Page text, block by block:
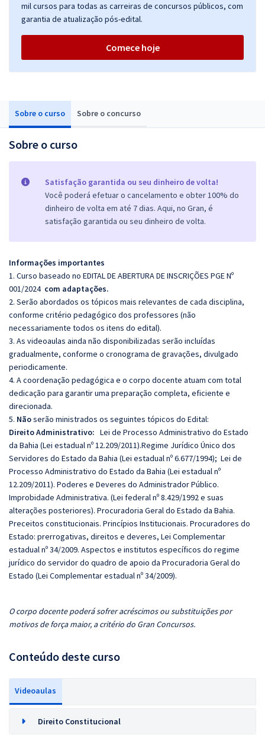
Sobre o curso Sobre o concurso
Sobre o curso
Satisfação garantida ou seu dinheiro de volta!
Você poderá efetuar o cancelamento e obter 100% do
dinheiro de volta em até 7 dias. Aqui, no Gran, é
satisfação garantida ou seu dinheiro de volta.
Informações importantes
1. Curso baseado no EDITAL DE ABERTURA DE INSCRIÇÕES PGE Nº
001/2024 com adaptações.
2. Serão abordados os tópicos mais relevantes de cada disciplina,
conforme critério pedagógico dos professores (não
necessariamente todos os itens do edital).
3. As videoaulas ainda não disponibilizadas serão incluídas
gradualmente, conforme o cronograma de gravações, divulgado
periodicamente.
4. A coordenação pedagógica e o corpo docente atuam com total
dedicação para garantir uma preparação completa, eficiente e
direcionada.
5. Nãoserão ministrados os seguintes tópicos do Edital:
Direito Administrativo: Lei de Processo Administrativo do Estado
da Bahia (Lei estadual nº 12.209/2011).Regime Jurídico Único dos
Servidores do Estado da Bahia (Lei estadual nº 6.677/1994); Lei de
Processo Administrativo do Estado da Bahia (Lei estadual nº
12.209/2011). Poderes e Deveres do Administrador Público.
Improbidade Administrativa. (Lei federal nº 8.429/1992 e suas
alterações posteriores). Procuradoria Geral do Estado da Bahia.
Preceitos constitucionais. Princípios Institucionais. Procuradores do
Estado: prerrogativas, direitos e deveres, Lei Complementar
estadual nº 34/2009. Aspectos e institutos específicos do regime
jurídico do servidor do quadro de apoio da Procuradoria Geral do
Estado (Lei Complementar estadual nº 34/2009).
O corpo docente poderá sofrer acréscimos ou substituições por
motivos de força maior, a critério do Gran Concursos.
Conteúdo deste curso
Videoaulas
Direito Constitucional
mil cursos para todas as carreiras de concursos públicos, com
garantia de atualização pós-edital.
Comece hoje